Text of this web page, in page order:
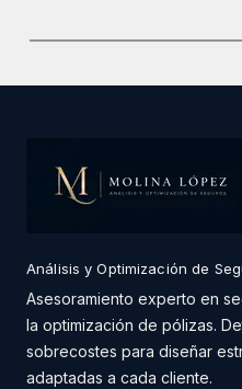
Análisis y Optimización de
Asesoramiento experto en
la optimización de pólizas.
sobrecostes para diseñar
adaptadas a cada cliente.